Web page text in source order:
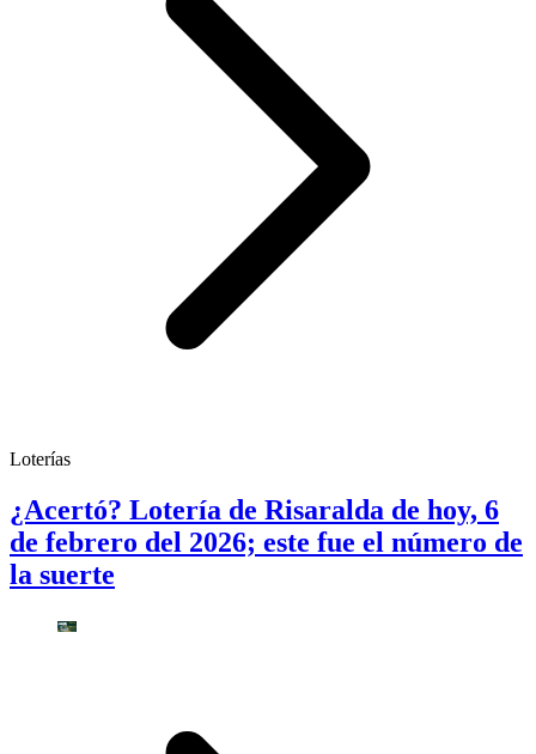
Loterías
¿Acertó? Lotería de Risaralda de hoy, 6
de febrero del 2026; este fue el número de
la suerte